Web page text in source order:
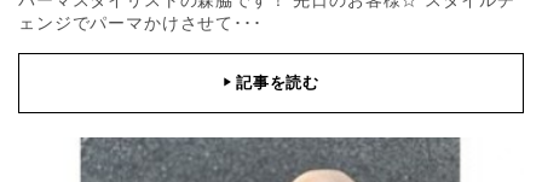
ェンジでパーマかけさせて･･･
▶記事を読む